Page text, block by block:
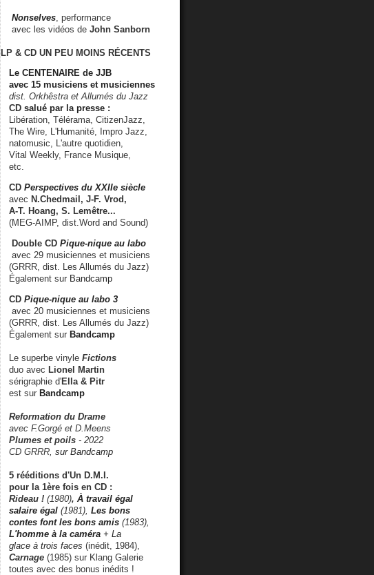
Nonselves , performance
avec les vidéos de John Sanborn
LP & CD UN PEU MOINS RÉCENTS
Le CENTENAIRE de JJB
avec 15 musiciens et musiciennes
dist. Orkhêstra et Allumés du Jazz
CD salué par la presse :
Libération, Télérama, CitizenJazz,
The Wire, L'Humanité, Impro Jazz,
natomusic, L'autre quotidien,
Vital Weekly, France Musique,
etc.
CD Perspectives du XXIIe siècle
avec N.Chedmail, J-F. Vrod,
A-T. Hoang, S. Lemêtre...
(MEG-AIMP, dist.Word and Sound)
Double CD Pique-nique au labo
avec 29 musiciennes et musiciens
(GRRR, dist. Les Allumés du Jazz)
Également sur Bandcamp
CD Pique-nique au labo 3
avec 20 musiciennes et musiciens
(GRRR, dist. Les Allumés du Jazz)
Également sur Bandcamp
Le superbe vinyle Fictions
duo avec Lionel Martin
sérigraphie d'Ella & Pitr
est sur Bandcamp
Reformation du Drame
avec F.Gorgé et D.Meens
Plumes et poils - 2022
CD GRRR, sur Bandcamp
5 rééditions d'Un D.M.I.
pour la 1ère fois en CD :
Rideau ! (1980), À travail égal
salaire égal (1981), Les bons
contes font les bons amis (1983),
L'homme à la caméra + La
glace à trois faces (inédit, 1984),
Carnage (1985) sur Klang Galerie
toutes avec des bonus inédits !